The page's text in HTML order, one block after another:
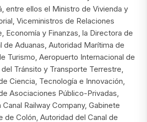
entre ellos el Ministro de Vivienda y
Viceministros de Relaciones
Economía y Finanzas, la Directora de
de Aduanas, Autoridad Marítima de
Turismo, Aeropuerto Internacional de
Tránsito y Transporte Terrestre,
Ciencia, Tecnología e Innovación,
Asociaciones Público-Privadas,
Canal Railway Company, Gabinete
de Colón, Autoridad del Canal de